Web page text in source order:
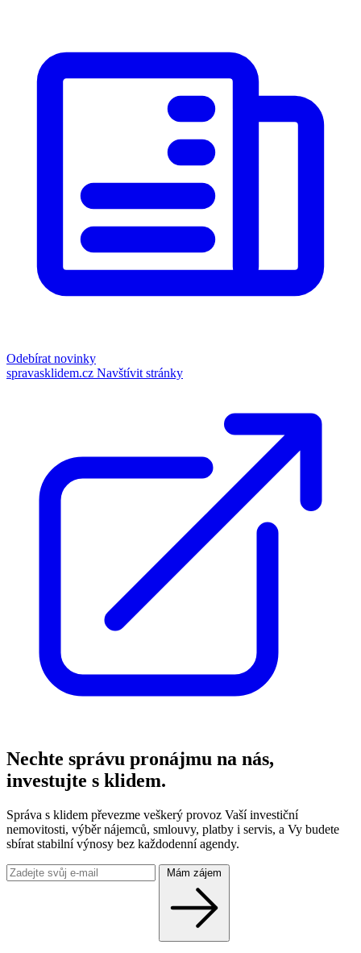
Odebírat novinky
spravasklidem.cz Navštívit stránky
Nechte správu pronájmu na nás,
investujte s klidem.
Správa s klidem převezme veškerý provoz Vaší investiční
nemovitosti, výběr nájemců, smlouvy, platby i servis, a Vy budete
sbírat stabilní výnosy bez každodenní agendy.
Mám zájem